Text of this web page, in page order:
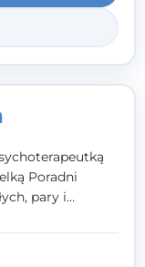
Poradni
pary i
do
Wierzę
które